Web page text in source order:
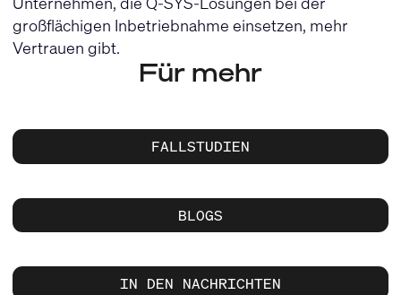
großflächigen Inbetriebnahme einsetzen, mehr
Vertrauen gibt.
Für mehr
FALLSTUDIEN
BLOGS
IN DEN NACHRICHTEN